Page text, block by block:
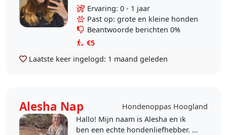
dierenvriend. Ik zit in 4 MAVO en
heb zelf 3 katten: Tigra, Gizmo en
Mexx. Omdat ik zelf..
Ervaring: 0 - 1 jaar
Past op: grote en kleine honden
Beantwoorde berichten 0%
€5
Laatste keer ingelogd: 1 maand geleden
Alesha Nap
Hondenoppas Hoogland
Hallo! Mijn naam is Alesha en ik
ben een echte hondenliefhebber. Ik